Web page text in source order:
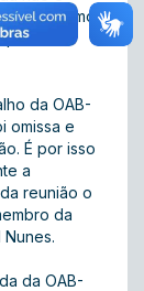
mas vamos
da OAB-
omissa e
É por isso
a
reunião o
da
da OAB-